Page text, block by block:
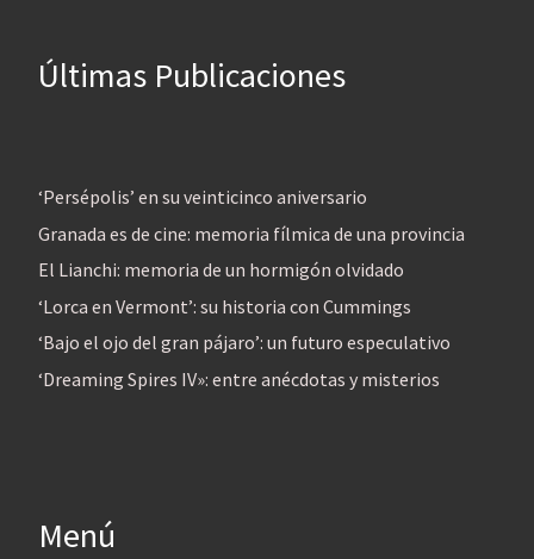
Últimas Publicaciones
‘Persépolis’ en su veinticinco aniversario
Granada es de cine: memoria fílmica de una provincia
El Lianchi: memoria de un hormigón olvidado
‘Lorca en Vermont’: su historia con Cummings
‘Bajo el ojo del gran pájaro’: un futuro especulativo
‘Dreaming Spires IV»: entre anécdotas y misterios
Menú